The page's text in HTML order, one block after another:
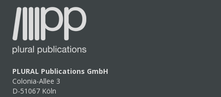
PLURAL Publications GmbH
Colonia-Allee 3
D-51067 Köln